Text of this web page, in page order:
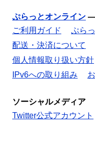
ぷらっとオンライン
ご利用ガイド
ぷら
配送・決済について
個人情報取り扱い方針
IPv6への取り組み
ソーシャルメディア
Twitter公式アカウント